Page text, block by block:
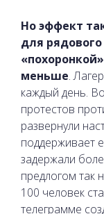
Но эффект
для
меньше.
каждый день.
протестов
развернули
поддерживает
задержали
предлогом так
100 человек
телеграмме